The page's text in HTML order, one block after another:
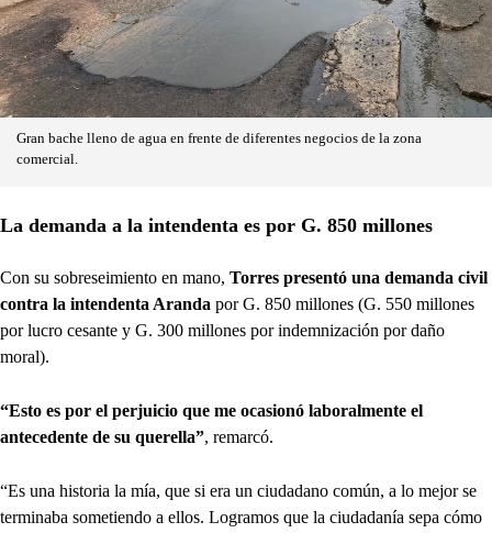
Gran bache lleno de agua en frente de diferentes negocios de la zona
comercial.
La demanda a la intendenta es por G. 850 millones
Con su sobreseimiento en mano, Torres presentó una demanda civil
contra la intendenta Aranda por G. 850 millones (G. 550 millones
por lucro cesante y G. 300 millones por indemnización por daño
moral).
“Esto es por el perjuicio que me ocasionó laboralmente el
antecedente de su querella”, remarcó.
“Es una historia la mía, que si era un ciudadano común, a lo mejor se
terminaba sometiendo a ellos. Logramos que la ciudadanía sepa cómo